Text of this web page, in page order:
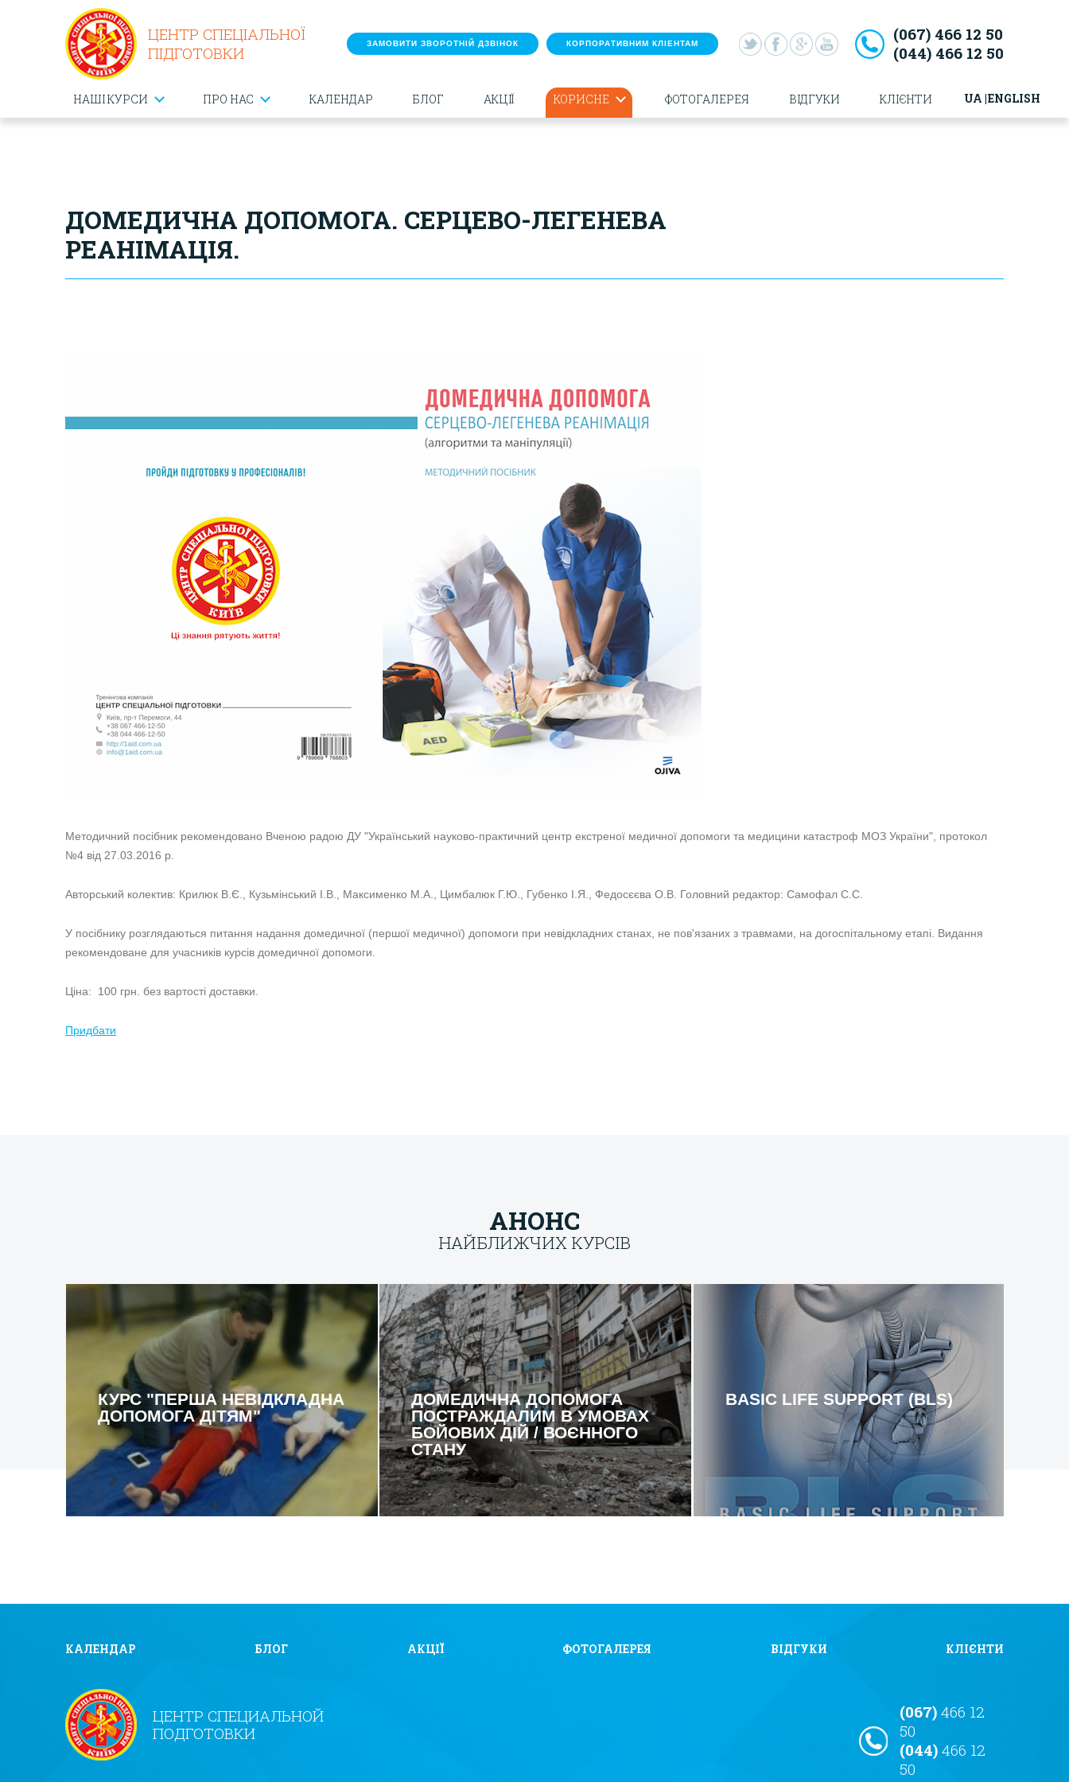
ЦЕНТР СПЕЦІАЛЬНОЇ
ПІДГОТОВКИ
ЗАМОВИТИ ЗВОРОТНІЙ ДЗВІНОК КОРПОРАТИВНИМ КЛІЕНТАМ (067)466 12 50
(044)466 12 50
НАШІ КУРСИ ПРО НАС КАЛЕНДАР БЛОГ АКЦІЇ КОРИСНЕ ФОТОГАЛЕРЕЯ ВІДГУКИ КЛІЄНТИ UA ENGLISH
ДОМЕДИЧНА ДОПОМОГА. СЕРЦЕВО-ЛЕГЕНЕВА
РЕАНІМАЦІЯ.
Методичний посібник рекомендовано Вченою радою ДУ "Український науково-практичний центр екстреної медичної допомоги та медицини катастроф МОЗ України", протокол
№4 від 27.03.2016 р.
Авторський колектив: Крилюк В.Є., Кузьмінський І.В., Максименко М.А., Цимбалюк Г.Ю., Губенко І.Я., Федосєєва О.В. Головний редактор: Самофал С.С.
У посібнику розглядаються питання надання домедичної (першої медичної) допомоги при невідкладних станах, не пов'язаних з травмами, на догоспітальному етапі. Видання
рекомендоване для учасників курсів домедичної допомоги.
Ціна: 100 грн. без вартості доставки.
Придбати
АНОНС
НАЙБЛИЖЧИХ КУРСІВ
[field_course_date]
КУРС "ПЕРША НЕВІДКЛАДНА
ДОПОМОГА ДІТЯМ"
[field_course_date]
ДОМЕДИЧНА ДОПОМОГА
ПОСТРАЖДАЛИМ В УМОВАХ
БОЙОВИХ ДІЙ / ВОЄННОГО
СТАНУ
[field_course_date]
BASIC LIFE SUPPORT (BLS)
КАЛЕНДАР БЛОГ АКЦІЇ ФОТОГАЛЕРЕЯ ВІДГУКИ КЛІЄНТИ
ЦЕНТР СПЕЦИАЛЬНОЙ
ПОДГОТОВКИ
(067) 466 12
50
(044) 466 12
50